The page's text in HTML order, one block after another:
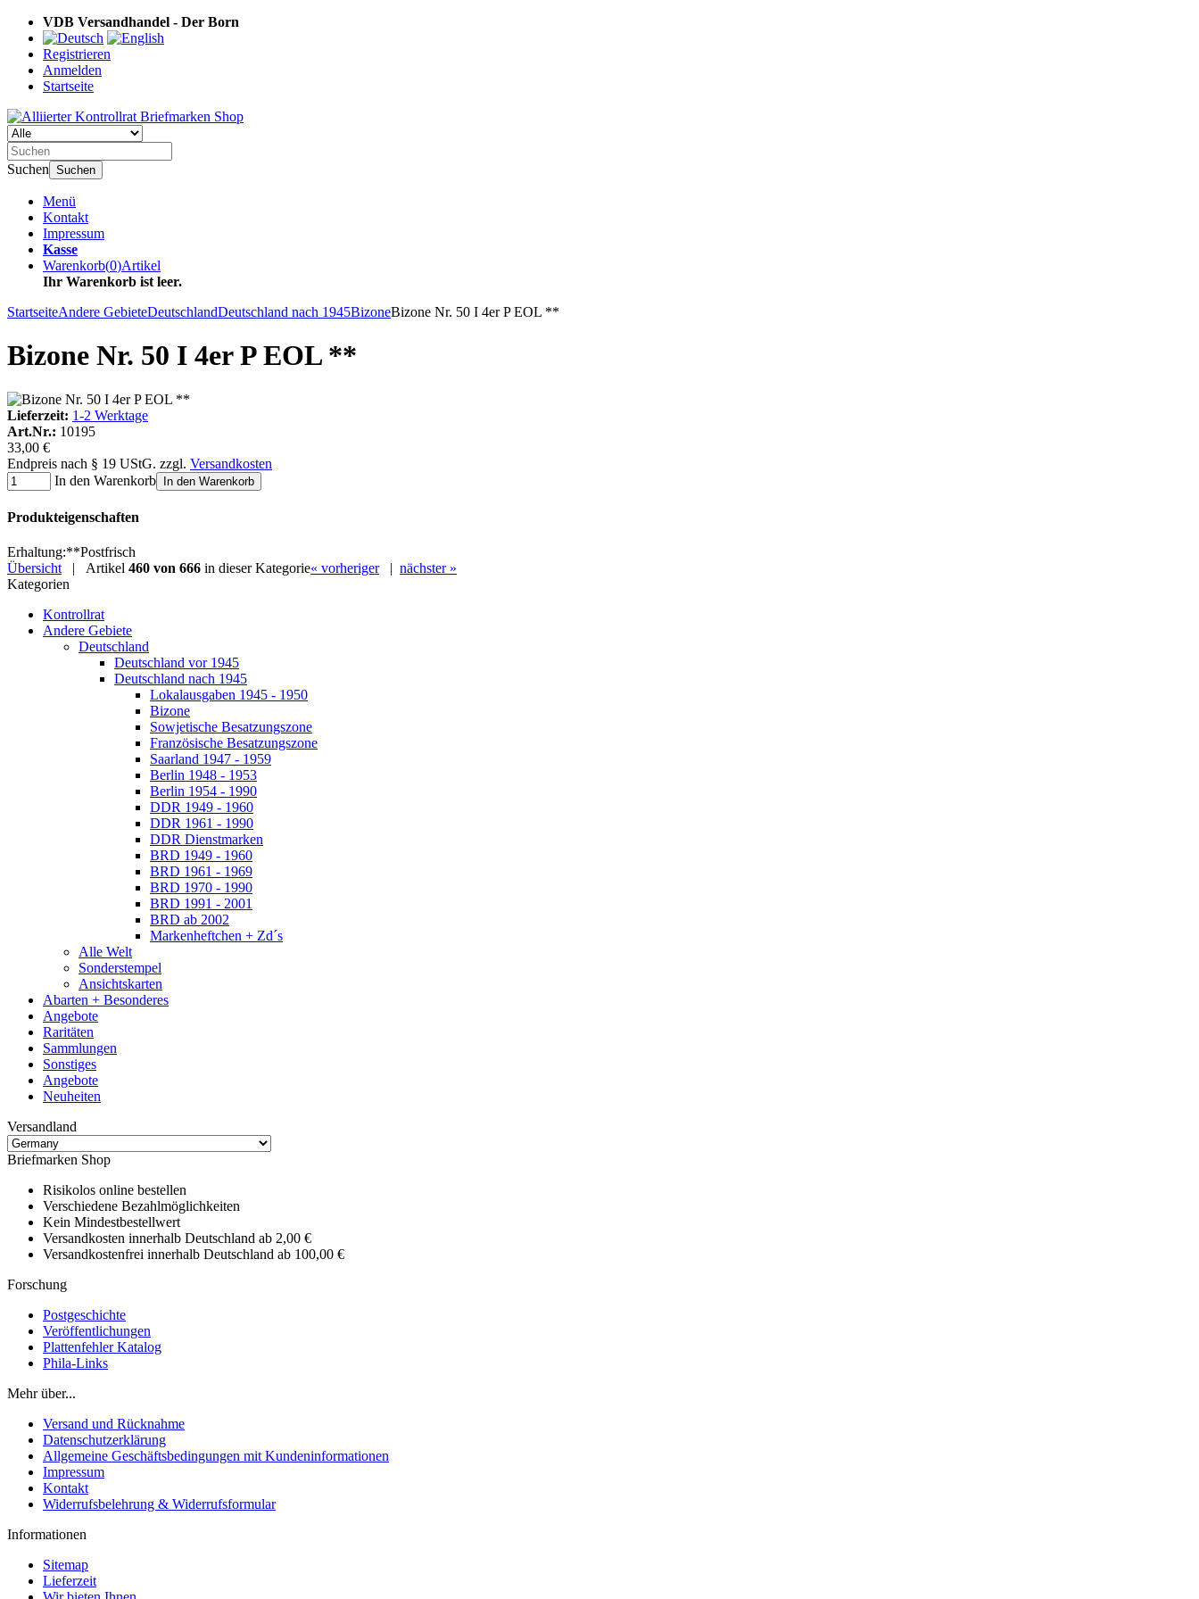
VDB Versandhandel - Der Born
Registrieren
Anmelden
Startseite
Suchen Suchen
Menü
Kontakt
Impressum
Kasse
Warenkorb(0)Artikel
Ihr Warenkorb ist leer.
StartseiteAndere GebieteDeutschlandDeutschland nach 1945BizoneBizone Nr. 50 I 4er P EOL **
Bizone Nr. 50 I 4er P EOL **
Lieferzeit: 1-2 Werktage
Art.Nr.: 10195
33,00 €
Endpreis nach § 19 UStG. zzgl. Versandkosten
In den Warenkorb
In den Warenkorb
Produkteigenschaften
Erhaltung:**Postfrisch
Übersicht| Artikel 460 von 666 in dieser Kategorie« vorheriger| nächster »
Kategorien
Kontrollrat
Andere Gebiete
Deutschland
Deutschland vor 1945
Deutschland nach 1945
Lokalausgaben 1945 - 1950
Bizone
Sowjetische Besatzungszone
Französische Besatzungszone
Saarland 1947 - 1959
Berlin 1948 - 1953
Berlin 1954 - 1990
DDR 1949 - 1960
DDR 1961 - 1990
DDR Dienstmarken
BRD 1949 - 1960
BRD 1961 - 1969
BRD 1970 - 1990
BRD 1991 - 2001
BRD ab 2002
Markenheftchen + Zd´s
Alle Welt
Sonderstempel
Ansichtskarten
Abarten + Besonderes
Angebote
Raritäten
Sammlungen
Sonstiges
Angebote
Neuheiten
Versandland
Briefmarken Shop
Risikolos online bestellen
Verschiedene Bezahlmöglichkeiten
Kein Mindestbestellwert
Versandkosten innerhalb Deutschland ab 2,00 €
Versandkostenfrei innerhalb Deutschland ab 100,00 €
Forschung
Postgeschichte
Veröffentlichungen
Plattenfehler Katalog
Phila-Links
Mehr über...
Versand und Rücknahme
Datenschutzerklärung
Allgemeine Geschäftsbedingungen mit Kundeninformationen
Impressum
Kontakt
Widerrufsbelehrung & Widerrufsformular
Informationen
Sitemap
Lieferzeit